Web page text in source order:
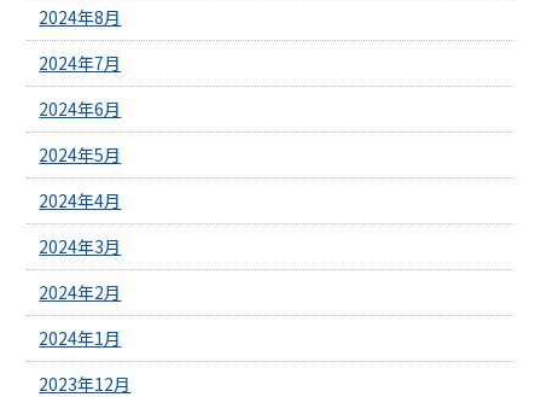
2024年8月
2024年7月
2024年6月
2024年5月
2024年4月
2024年3月
2024年2月
2024年1月
2023年12月